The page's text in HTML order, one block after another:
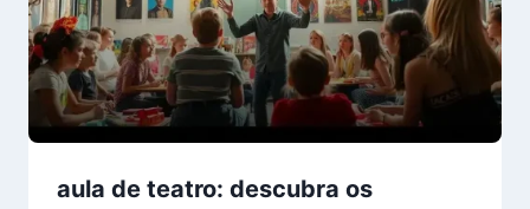
aula de teatro: descubra os